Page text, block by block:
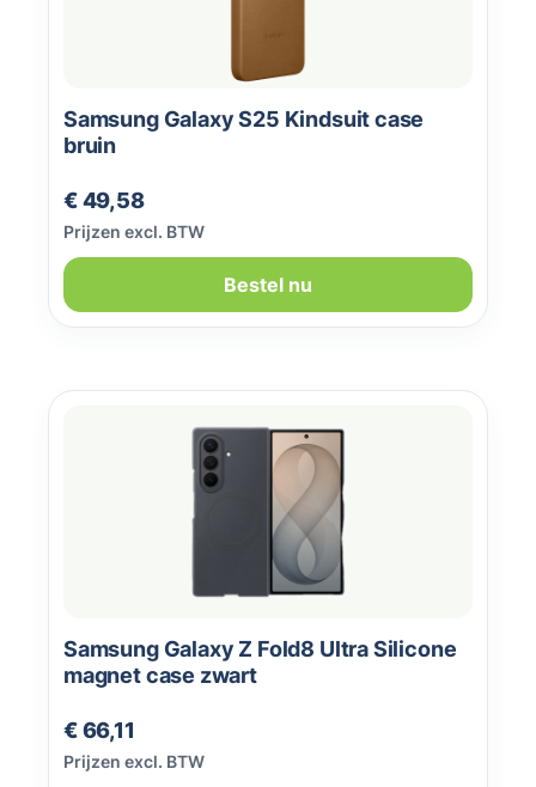
Samsung Galaxy S25 Kindsuit case
bruin
Normale prijs:
€ 49,58
Prijzen excl. BTW
Bestel nu
Samsung Galaxy Z Fold8 Ultra Silicone
magnet case zwart
Normale prijs:
€ 66,11
Prijzen excl. BTW